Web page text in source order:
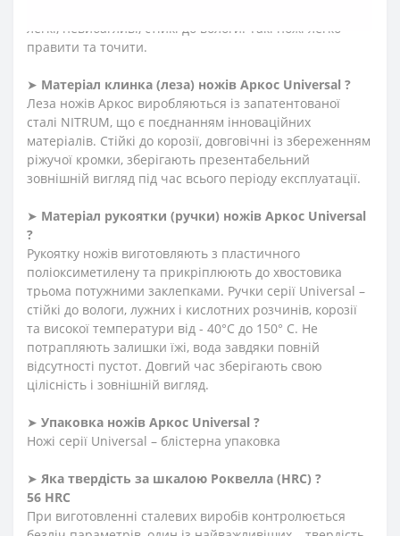
легкі, невибагливі, стійкі до вологи. Такі ножі легко
правити та точити.
➤ Матеріал клинка (леза) ножів Аркос Universal ?
Леза ножів Аркос виробляються із запатентованої
сталі NITRUM, що є поєднанням інноваційних
матеріалів. Стійкі до корозії, довговічні із збереженням
ріжучої кромки, зберігають презентабельний
зовнішній вигляд під час всього періоду експлуатації.
➤ Матеріал рукоятки (ручки) ножів Аркос Universal
?
Рукоятку ножів виготовляють з пластичного
поліоксиметилену та прикріплюють до хвостовика
трьома потужними заклепками. Ручки серії Universal –
стійкі до вологи, лужних і кислотних розчинів, корозії
та високої температури від - 40°C до 150° C. Не
потрапляють залишки їжі, вода завдяки повній
відсутності пустот. Довгий час зберігають свою
цілісність і зовнішній вигляд.
➤ Упаковка ножів Аркос Universal ?
Ножі серії Universal – блістерна упаковка
➤ Яка твердість за шкалою Роквелла (HRC) ?
56 HRC
При виготовленні сталевих виробів контролюється